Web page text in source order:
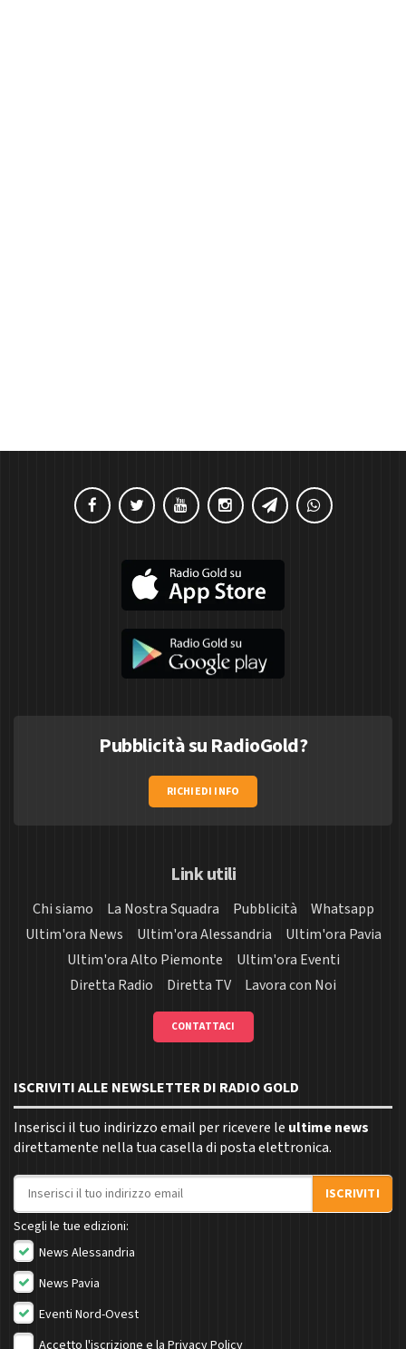
Pubblicità su RadioGold?
RICHIEDI INFO
Link utili
Chi siamo La Nostra Squadra Pubblicità
Whatsapp
Ultim'ora News
Ultim'ora Alessandria
Ultim'ora Pavia
Ultim'ora Alto Piemonte
Ultim'ora Eventi
Diretta Radio
Diretta TV Lavora con Noi
CONTATTACI
ISCRIVITI ALLE NEWSLETTER DI RADIO GOLD
Inserisci il tuo indirizzo email per ricevere le ultime news
direttamente nella tua casella di posta elettronica.
Indirizzo email
ISCRIVITI
Scegli le tue edizioni:
News Alessandria
News Pavia
Eventi Nord-Ovest